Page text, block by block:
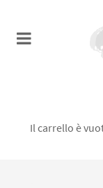
Il carrello è